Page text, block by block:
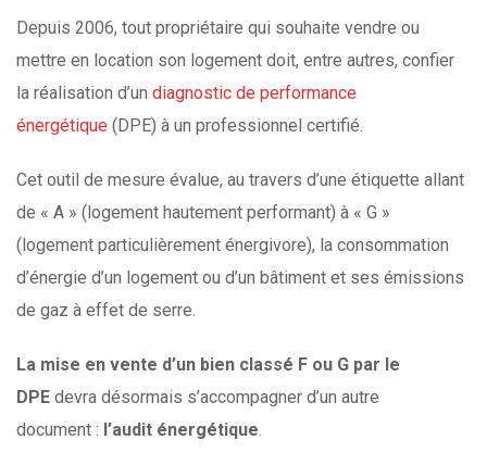
Depuis 2006, tout propriétaire qui souhaite vendre ou
mettre en location son logement doit, entre autres, confier
la réalisation d’un diagnostic de performance
énergétique (DPE) à un professionnel certifié.
Cet outil de mesure évalue, au travers d’une étiquette allant
de « A » (logement hautement performant) à « G »
(logement particulièrement énergivore), la consommation
d’énergie d’un logement ou d’un bâtiment et ses émissions
de gaz à effet de serre.
La mise en vente d’un bien classé F ou G par le
DPE devra désormais s’accompagner d’un autre
document : l’audit énergétique.